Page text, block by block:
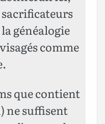
généalogie
comme
que contient
ne suffisent